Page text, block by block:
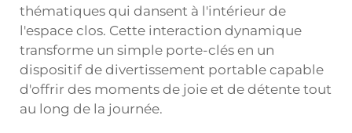
thématiques qui dansent à l'intérieur de
l'espace clos. Cette interaction dynamique
transforme un simple porte-clés en un
dispositif de divertissement portable capable
d'offrir des moments de joie et de détente tout
au long de la journée.